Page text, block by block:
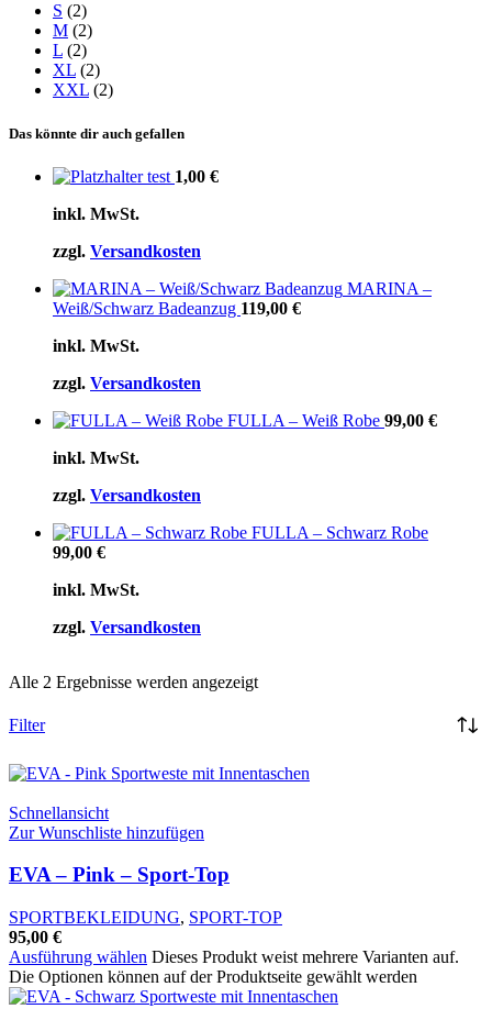
S (2)
M (2)
L (2)
XL (2)
XXL (2)
Das könnte dir auch gefallen
test 1,00 €
inkl. MwSt.
zzgl. Versandkosten
MARINA –
Weiß/Schwarz Badeanzug 119,00 €
inkl. MwSt.
zzgl. Versandkosten
FULLA – Weiß Robe 99,00 €
inkl. MwSt.
zzgl. Versandkosten
FULLA – Schwarz Robe
99,00 €
inkl. MwSt.
zzgl. Versandkosten
Alle 2 Ergebnisse werden angezeigt
Filter
Schnellansicht
Zur Wunschliste hinzufügen
EVA – Pink – Sport-Top
SPORTBEKLEIDUNG, SPORT-TOP
95,00 €
Ausführung wählen Dieses Produkt weist mehrere Varianten auf.
Die Optionen können auf der Produktseite gewählt werden